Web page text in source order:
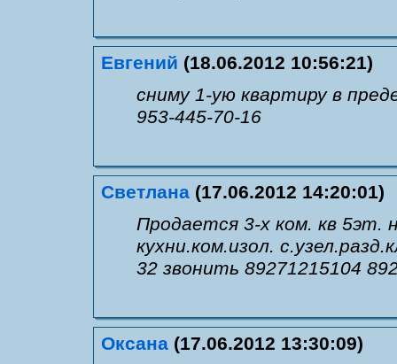
Евгений (18.06.2012 10:56:21)
сниму 1-ую квартиру в
953-445-70-16
Светлана (17.06.2012 14:20:01)
Продается 3-х ком. кв 5эт.
кухни.ком.изол.
32 звонить 89271215104
Оксана (17.06.2012 13:30:09)